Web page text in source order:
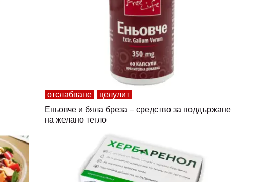
отслабване
целулит
Еньовче и бяла бреза – средство за поддържане
на желано тегло